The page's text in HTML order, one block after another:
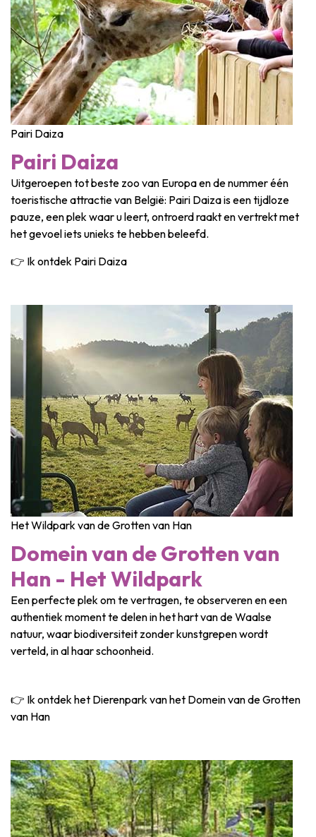
Pairi Daiza
Pairi Daiza
Uitgeroepen tot beste zoo van Europa en de nummer één
toeristische attractie van België: Pairi Daiza is een tijdloze
pauze, een plek waar u leert, ontroerd raakt en vertrekt met
het gevoel iets unieks te hebben beleefd.
👉 Ik ontdek Pairi Daiza
Het Wildpark van de Grotten van Han
Domein van de Grotten van
Han - Het Wildpark
Een perfecte plek om te vertragen, te observeren en een
authentiek moment te delen in het hart van de Waalse
natuur, waar biodiversiteit zonder kunstgrepen wordt
verteld, in al haar schoonheid.
👉 Ik ontdek het Dierenpark van het Domein van de Grotten
van Han